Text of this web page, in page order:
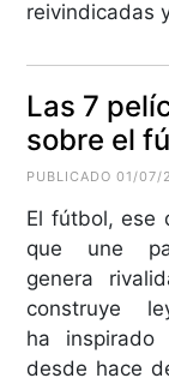
reivindicadas
Las 7
sobre el
PUBLICADO 01/07/
El fútbol, ese
que une
genera
construye
ha inspirado
desde hace